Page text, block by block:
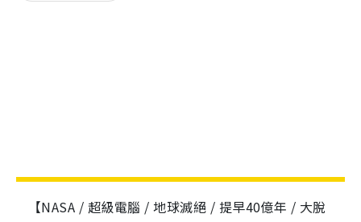
【NASA / 超級電腦 / 地球滅絕 / 提早40億年 / 大脫